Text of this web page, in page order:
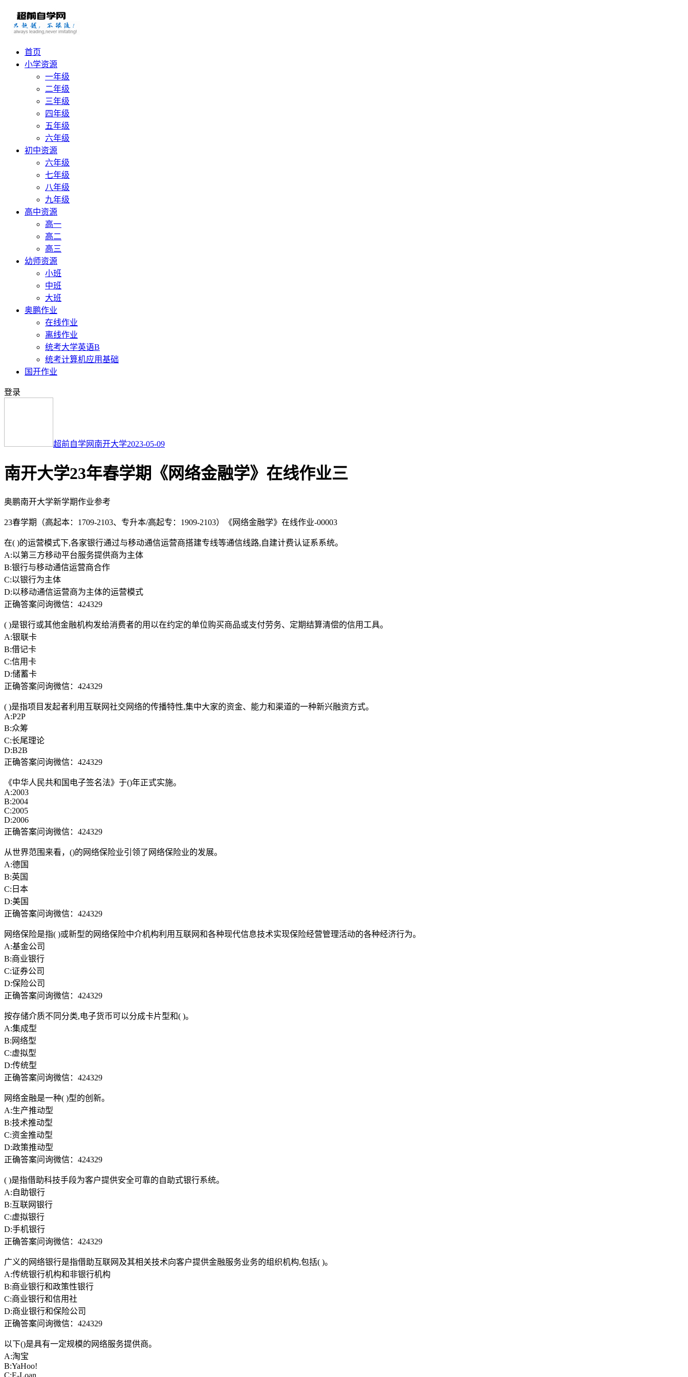
首页
小学资源
一年级
二年级
三年级
四年级
五年级
六年级
初中资源
六年级
七年级
八年级
九年级
高中资源
高一
高二
高三
幼师资源
小班
中班
大班
奥鹏作业
在线作业
离线作业
统考大学英语B
统考计算机应用基础
国开作业
登录
超前自学网 南开大学2023-05-09
南开大学23年春学期《网络金融学》在线作业三
奥鹏南开大学新学期作业参考
23春学期（高起本：1709-2103、专升本/高起专：1909-2103）《网络金融学》在线作业-00003
在( )的运营模式下,各家银行通过与移动通信运营商搭建专线等通信线路,自建计费认证系系统。
A:以第三方移动平台服务提供商为主体
B:银行与移动通信运营商合作
C:以银行为主体
D:以移动通信运营商为主体的运营模式
正确答案问询微信：424329
( )是银行或其他金融机构发给消费者的用以在约定的单位购买商品或支付劳务、定期结算清偿的信用工具。
A:银联卡
B:借记卡
C:信用卡
D:储蓄卡
正确答案问询微信：424329
( )是指项目发起者利用互联网社交网络的传播特性,集中大家的资金、能力和渠道的一种新兴融资方式。
A:P2P
B:众筹
C:长尾理论
D:B2B
正确答案问询微信：424329
《中华人民共和国电子签名法》于()年正式实施。
A:2003
B:2004
C:2005
D:2006
正确答案问询微信：424329
从世界范围来看，()的网络保险业引领了网络保险业的发展。
A:德国
B:英国
C:日本
D:美国
正确答案问询微信：424329
网络保险是指( )或新型的网络保险中介机构利用互联网和各种现代信息技术实现保险经营管理活动的各种经济行为。
A:基金公司
B:商业银行
C:证券公司
D:保险公司
正确答案问询微信：424329
按存储介质不同分类,电子货币可以分成卡片型和( )。
A:集成型
B:网络型
C:虚拟型
D:传统型
正确答案问询微信：424329
网络金融是一种( )型的创新。
A:生产推动型
B:技术推动型
C:资金推动型
D:政策推动型
正确答案问询微信：424329
( )是指借助科技手段为客户提供安全可靠的自助式银行系统。
A:自助银行
B:互联网银行
C:虚拟银行
D:手机银行
正确答案问询微信：424329
广义的网络银行是指借助互联网及其相关技术向客户提供金融服务业务的组织机构,包括( )。
A:传统银行机构和非银行机构
B:商业银行和政策性银行
C:商业银行和信用社
D:商业银行和保险公司
正确答案问询微信：424329
以下()是具有一定规模的网络服务提供商。
A:淘宝
B:YaHoo!
C:E-Loan